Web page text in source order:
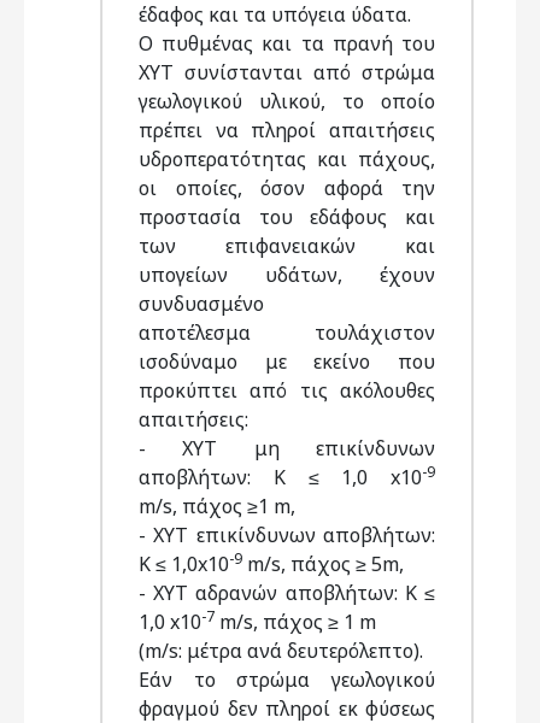
έδαφος και τα υπόγεια ύδατα.
Ο πυθμένας και τα πρανή του
ΧΥΤ συνίστανται από στρώμα
γεωλογικού υλικού, το οποίο
πρέπει να πληροί απαιτήσεις
υδροπερατότητας και πάχους,
οι οποίες, όσον αφορά την
προστασία του εδάφους και
των επιφανειακών και
υπογείων υδάτων, έχουν
συνδυασμένο
αποτέλεσμα τουλάχιστον
ισοδύναμο με εκείνο που
προκύπτει από τις ακόλουθες
απαιτήσεις:
- ΧΥΤ μη επικίνδυνων
αποβλήτων: Κ ≤ 1,0 x10-9
m/s, πάχος ≥1 m,
- ΧΥΤ επικίνδυνων αποβλήτων:
Κ ≤ 1,0x10-9 m/s, πάχος ≥ 5m,
- ΧΥΤ αδρανών αποβλήτων: Κ ≤
1,0 x10-7 m/s, πάχος ≥ 1 m
(m/s: μέτρα ανά δευτερόλεπτο).
Εάν το στρώμα γεωλογικού
φραγμού δεν πληροί εκ φύσεως